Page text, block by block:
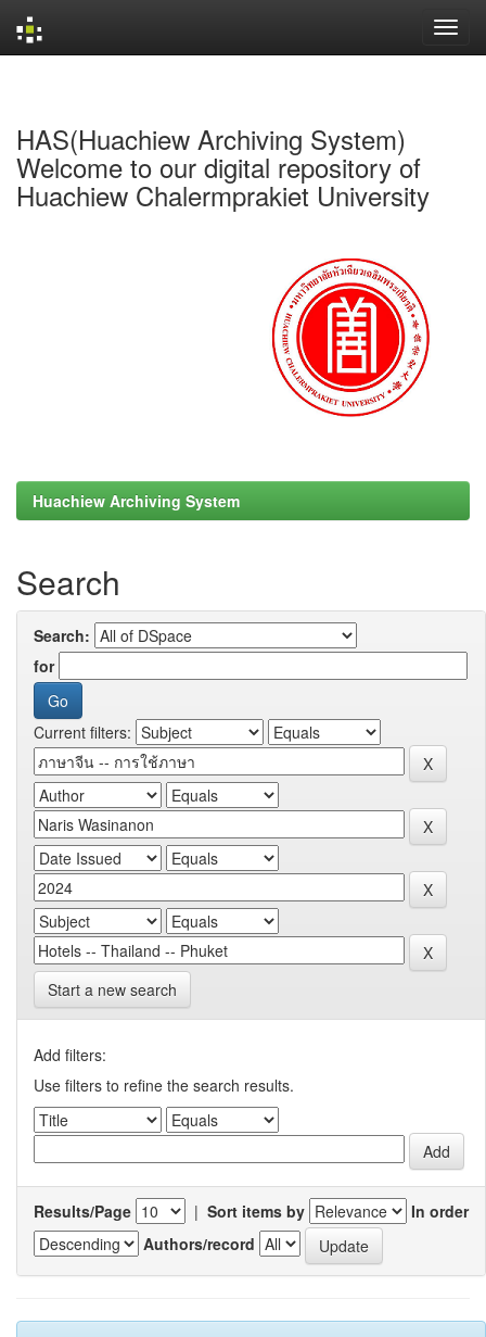
HAS(Huachiew Archiving System)
Welcome to our digital repository of
Huachiew Chalermprakiet University
Huachiew Archiving System
Search
Search:
for
Current filters:
Start a new search
Add filters:
Use filters to refine the search results.
Results/Page | Sort items by
In order
Authors/record